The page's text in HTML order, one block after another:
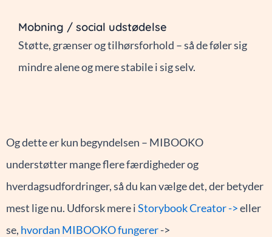
Mobning / social udstødelse
Støtte, grænser og tilhørsforhold – så de føler sig
mindre alene og mere stabile i sig selv.
Og dette er kun begyndelsen – MIBOOKO
understøtter mange flere færdigheder og
hverdagsudfordringer, så du kan vælge det, der betyder
mest lige nu. Udforsk mere iStorybook Creator ->eller
se, hvordan MIBOOKO fungerer->